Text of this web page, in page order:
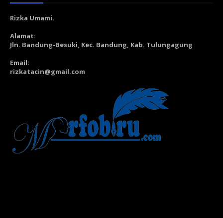
Rizka Umami.
Alamat:
Jln. Bandung-Besuki, Kec. Bandung, Kab. Tulungagung
Email:
rizkatacin@gmail.com